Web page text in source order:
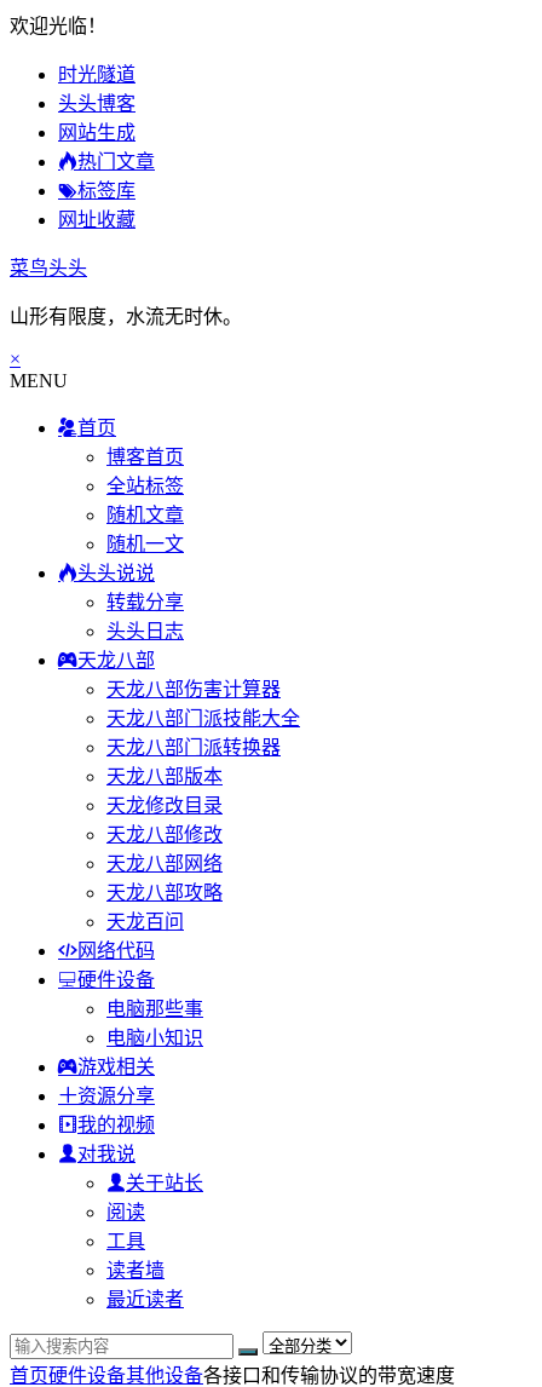
欢迎光临！
时光隧道
头头博客
网站生成
热门文章
标签库
网址收藏
菜鸟头头
山形有限度，水流无时休。
×
MENU
首页
博客首页
全站标签
随机文章
随机一文
头头说说
转载分享
头头日志
天龙八部
天龙八部伤害计算器
天龙八部门派技能大全
天龙八部门派转换器
天龙八部版本
天龙修改目录
天龙八部修改
天龙八部网络
天龙八部攻略
天龙百问
网络代码
硬件设备
电脑那些事
电脑小知识
游戏相关
资源分享
我的视频
对我说
关于站长
阅读
工具
读者墙
最近读者
首页硬件设备其他设备各接口和传输协议的带宽速度